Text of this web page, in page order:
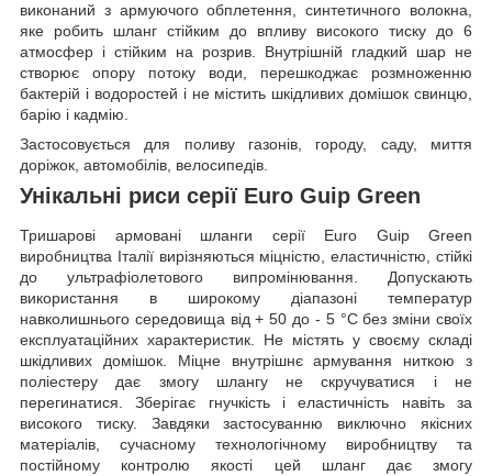
виконаний з армуючого обплетення, синтетичного волокна,
яке робить шланг стійким до впливу високого тиску до 6
атмосфер і стійким на розрив. Внутрішній гладкий шар не
створює опору потоку води, перешкоджає розмноженню
бактерій і водоростей і не містить шкідливих домішок свинцю,
барію і кадмію.
Застосовується для поливу газонів, городу, саду, миття
доріжок, автомобілів, велосипедів.
Унікальні риси серії Euro Guip Green
Тришарові армовані шланги серії Euro Guip Green
виробництва Італії вирізняються міцністю, еластичністю, стійкі
до ультрафіолетового випромінювання. Допускають
використання в широкому діапазоні температур
навколишнього середовища від + 50 до - 5 °C без зміни своїх
експлуатаційних характеристик. Не містять у своєму складі
шкідливих домішок. Міцне внутрішнє армування ниткою з
поліестеру дає змогу шлангу не скручуватися і не
перегинатися. Зберігає гнучкість і еластичність навіть за
високого тиску. Завдяки застосуванню виключно якісних
матеріалів, сучасному технологічному виробництву та
постійному контролю якості цей шланг дає змогу